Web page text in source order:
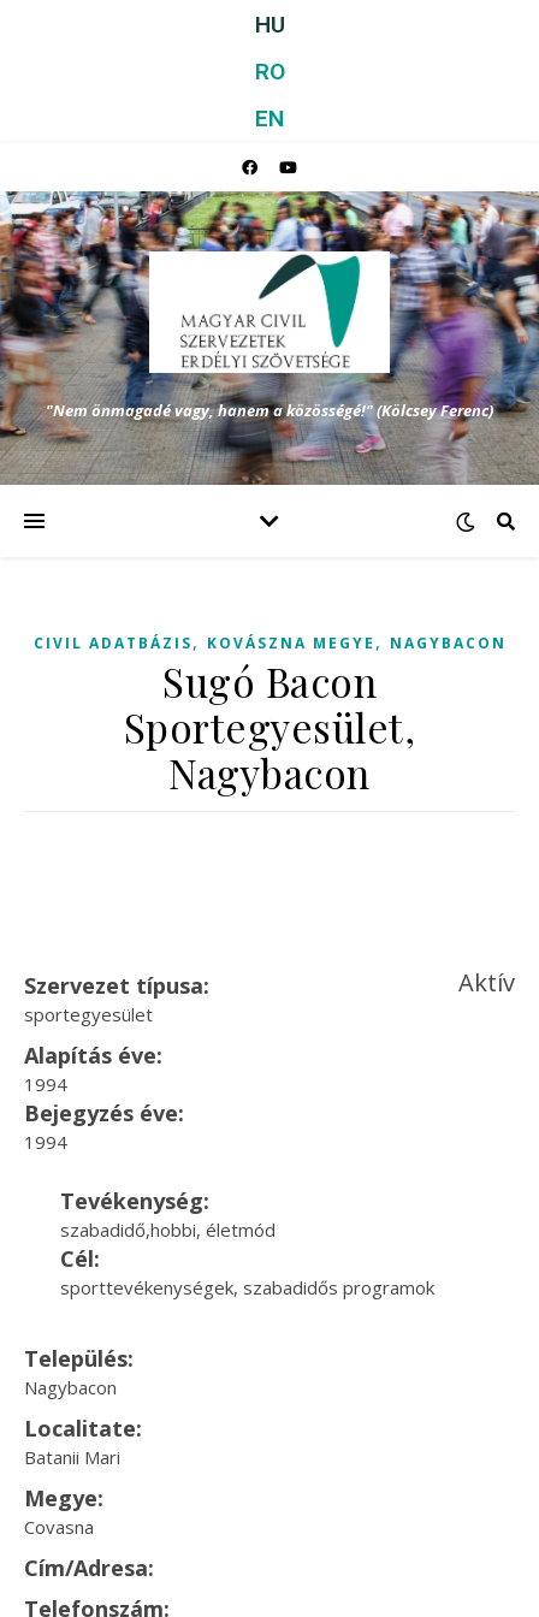
HU
RO
EN
"Nem önmagadé vagy, hanem a közösségé!" (Kölcsey Ferenc)
CIVIL ADATBÁZIS, KOVÁSZNA MEGYE , NAGYBACON
Sugó Bacon
Sportegyesület,
Nagybacon
Szervezet típusa:
sportegyesület
Aktív
Alapítás éve:
1994
Bejegyzés éve:
1994
Tevékenység:
szabadidő,hobbi, életmód
Cél:
sporttevékenységek, szabadidős programok
Település:
Nagybacon
Localitate:
Batanii Mari
Megye:
Covasna
Cím/Adresa:
Telefonszám: